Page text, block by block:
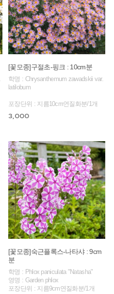
[꽃모종]구절초-핑크 : 10cm분
학명 : Chrysanthemum zawadskii var.
latilobum
포장단위 : 지름10cm연질화분/1개
3,000
[꽃모종]숙근플록스-나타샤 : 9cm
분
학명 : Phlox paniculata "Natasha"
영명 : Garden phlox
포장단위 : 지름9cm연질화분/1개